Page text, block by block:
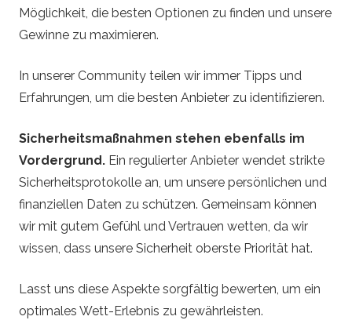
Möglichkeit, die besten Optionen zu finden und unsere
Gewinne zu maximieren.
In unserer Community teilen wir immer Tipps und
Erfahrungen, um die besten Anbieter zu identifizieren.
Sicherheitsmaßnahmen stehen ebenfalls im
Vordergrund. Ein regulierter Anbieter wendet strikte
Sicherheitsprotokolle an, um unsere persönlichen und
finanziellen Daten zu schützen. Gemeinsam können
wir mit gutem Gefühl und Vertrauen wetten, da wir
wissen, dass unsere Sicherheit oberste Priorität hat.
Lasst uns diese Aspekte sorgfältig bewerten, um ein
optimales Wett-Erlebnis zu gewährleisten.